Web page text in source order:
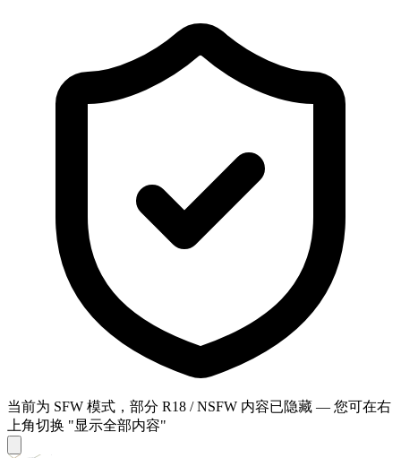
当前为 SFW 模式，部分 R18 / NSFW 内容已隐藏 — 您可在右
上角切换 "显示全部内容"